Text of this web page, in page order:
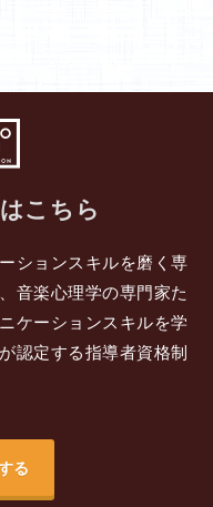
こちら
ションスキルを磨く専
音楽心理学の専門家た
ケーションスキルを学
認定する指導者資格制
る